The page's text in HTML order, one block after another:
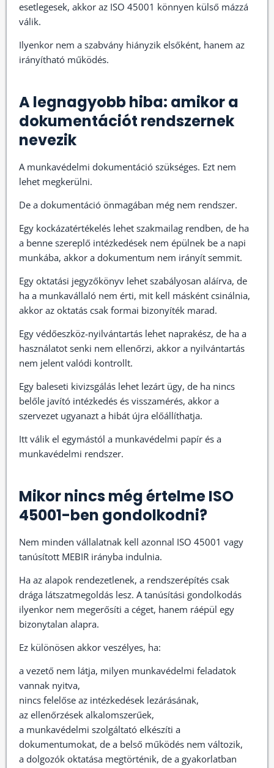
esetlegesek, akkor az ISO 45001 könnyen külső mázzá
válik.
Ilyenkor nem a szabvány hiányzik elsőként, hanem az
irányítható működés.
A legnagyobb hiba: amikor a
dokumentációt rendszernek
nevezik
A munkavédelmi dokumentáció szükséges. Ezt nem
lehet megkerülni.
De a dokumentáció önmagában még nem rendszer.
Egy kockázatértékelés lehet szakmailag rendben, de ha
a benne szereplő intézkedések nem épülnek be a napi
munkába, akkor a dokumentum nem irányít semmit.
Egy oktatási jegyzőkönyv lehet szabályosan aláírva, de
ha a munkavállaló nem érti, mit kell másként csinálnia,
akkor az oktatás csak formai bizonyíték marad.
Egy védőeszköz-nyilvántartás lehet naprakész, de ha a
használatot senki nem ellenőrzi, akkor a nyilvántartás
nem jelent valódi kontrollt.
Egy baleseti kivizsgálás lehet lezárt ügy, de ha nincs
belőle javító intézkedés és visszamérés, akkor a
szervezet ugyanazt a hibát újra előállíthatja.
Itt válik el egymástól a munkavédelmi papír és a
munkavédelmi rendszer.
Mikor nincs még értelme ISO
45001-ben gondolkodni?
Nem minden vállalatnak kell azonnal ISO 45001 vagy
tanúsított MEBIR irányba indulnia.
Ha az alapok rendezetlenek, a rendszerépítés csak
drága látszatmegoldás lesz. A tanúsítási gondolkodás
ilyenkor nem megerősíti a céget, hanem ráépül egy
bizonytalan alapra.
Ez különösen akkor veszélyes, ha:
a vezető nem látja, milyen munkavédelmi feladatok
vannak nyitva,
nincs felelőse az intézkedések lezárásának,
az ellenőrzések alkalomszerűek,
a munkavédelmi szolgáltató elkészíti a
dokumentumokat, de a belső működés nem változik,
a dolgozók oktatása megtörténik, de a gyakorlatban